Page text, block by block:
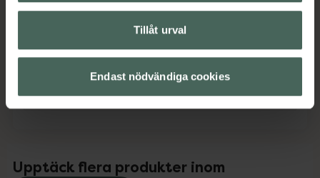
Tillåt urval
Endast nödvändiga cookies
Upptäck flera produkter inom